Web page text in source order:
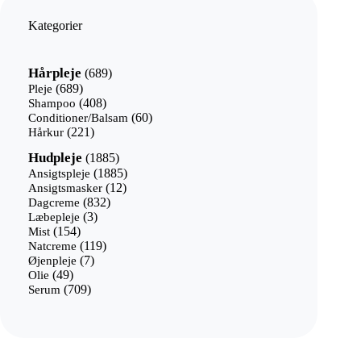
Kategorier
Hårpleje 689689
Pleje 689689
varer
Shampoo 408408
varer
Conditioner/Balsam 6060
Hårkur 221221
Hudpleje 18851885
varer
Ansigtspleje 18851885
varer
Ansigtsmasker 1212
Dagcreme 832832
Læbepleje 33
Mist 154154
varer
Natcreme 119119
Øjenpleje 77
Olie 4949
varer
Serum 709709